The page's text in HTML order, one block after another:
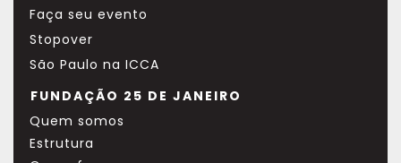
Faça seu evento
Stopover
São Paulo na ICCA
FUNDAÇÃO 25 DE JANEIRO
Quem somos
Estrutura